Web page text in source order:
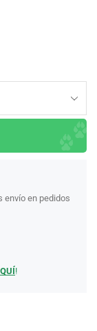
envío en pedidos
!